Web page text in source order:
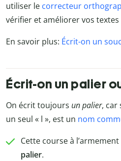
utiliser le correcteur
vérifier et améliorer vos
En savoir plus: Écrit-on un
Écrit-on un palier
On écrit toujours un palier, car
un seul « l », est un nom
Cette course à
palier.